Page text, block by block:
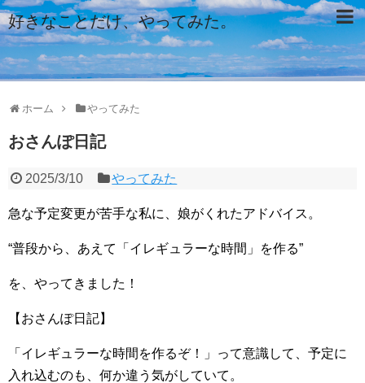
好きなことだけ、やってみた。
ホーム やってみた
おさんぽ日記
2025/3/10 やってみた
急な予定変更が苦手な私に、娘がくれたアドバイス。
“普段から、あえて「イレギュラーな時間」を作る”
を、やってきました！
【おさんぽ日記】
「イレギュラーな時間を作るぞ！」って意識して、予定に
入れ込むのも、何か違う気がしていて。